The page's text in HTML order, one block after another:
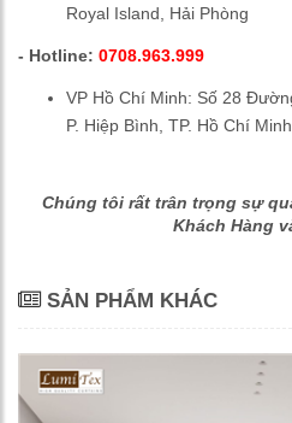
Royal Island, Hải Phòng
- Hotline: 0708.963.999
VP Hồ Chí Minh: Số 28
P. Hiệp Bình, TP. Hồ Chí Minh
Chúng tôi rất trân trọng sự
Khách Hàng
SẢN PHẨM KHÁC